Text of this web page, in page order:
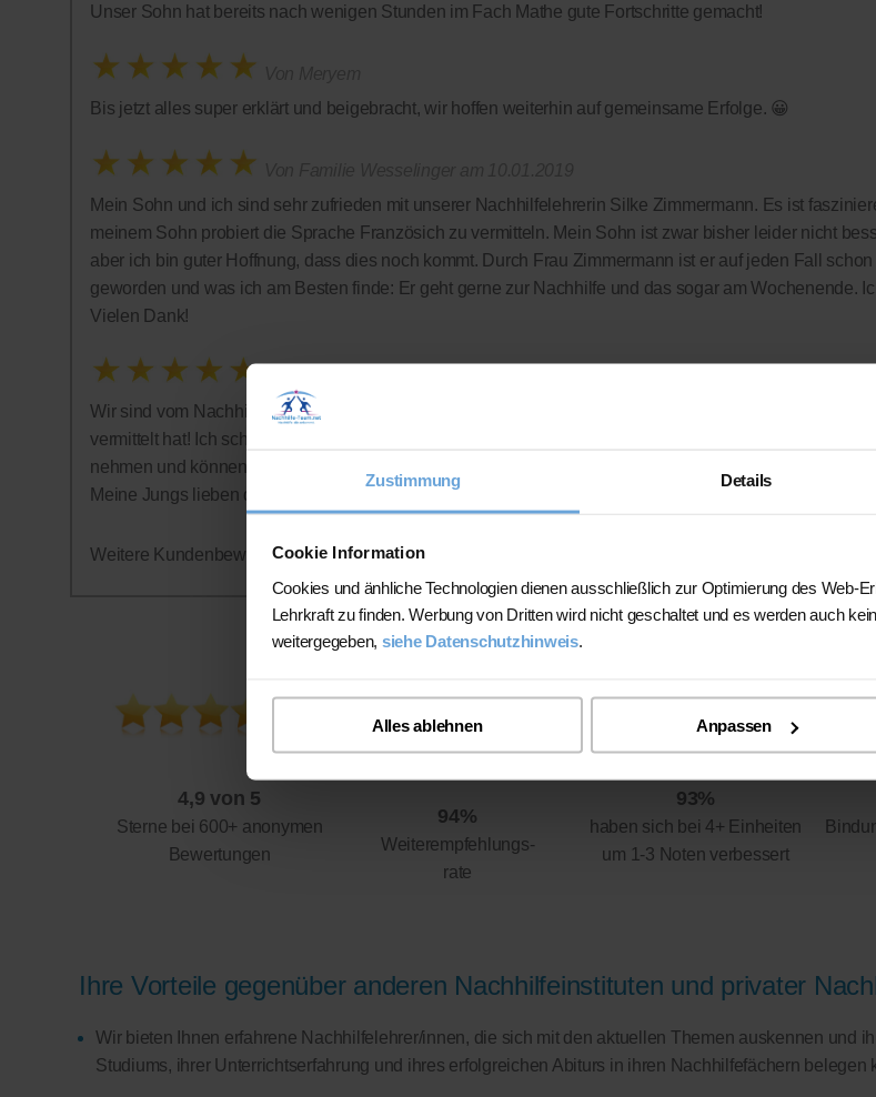
Zustimmung Details
Cookie Information
Cookies und änhliche Technologien dienen ausschließlich zur Optimierung des Web-
Lehrkraft zu finden. Werbung von Dritten wird nicht geschaltet und es werden auch
weitergegeben, siehe Datenschutzhinweis.
Alles ablehnen Anpassen
Unser Sohn hat bereits nach wenigen Stunden im Fach Mathe gute Fortschritte gemacht!
Bis jetzt alles super erklärt und beigebracht, wir hoffen weiterhin auf gemeinsame Erfolge. 😀
Mein Sohn und ich sind sehr zufrieden mit unserer Nachhilfelehrerin Silke Zimmermann. Es ist
meinem Sohn probiert die Sprache Französich zu vermitteln. Mein Sohn ist zwar bisher leider nicht
aber ich bin guter Hoffnung, dass dies noch kommt. Durch Frau Zimmermann ist er auf jeden Fall
geworden und was ich am Besten finde: Er geht gerne zur Nachhilfe und das sogar am Wochenende.
Vielen Dank!
Wir sind vom Nachhilfe-Team restlos begeistert: Tolle Organisation, die uns zu fairen Preisen wirklich
vermittelt hat! Ich schätze auch sehr, dass auf ein Abo komplett verzichtet wird - wir zahlen nur die
nehmen und können jederzeit aufhören - was wir allerdings auch bei deutlich besseren Noten so
Meine Jungs lieben die Nachhilfestunden - wer hätte das gedacht!?
Weitere Kundenbewertungen finden Sie auf der offiziellen Bewertungsplattform
4,9 von 5
Sterne bei 600+ anonymen
Bewertungen
94%
Weiterempfehlungs-
rate
93%
haben sich bei 4+ Einheiten
um 1-3 Noten verbessert
Ihre Vorteile gegenüber anderen Nachhilfeinstituten und privater
Wir bieten Ihnen erfahrene Nachhilfelehrer/innen, die sich mit den aktuellen Themen auskennen und
Studiums, ihrer Unterrichtserfahrung und ihres erfolgreichen Abiturs in ihren Nachhilfefächern belegen